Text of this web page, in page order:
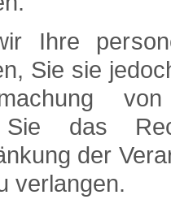
Ihre
Sie sie
Sie das
der
verlangen.